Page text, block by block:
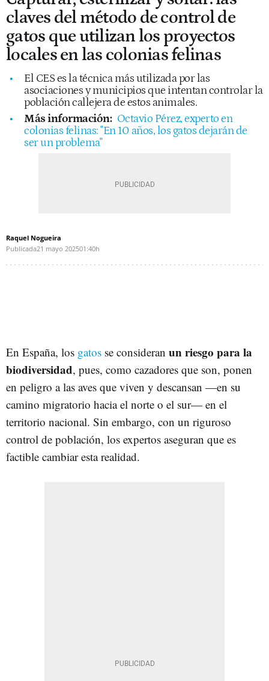
claves del método de control de
gatos que utilizan los proyectos
locales en las colonias felinas
El CES es la técnica más utilizada por las
asociaciones y municipios que intentan controlar la
población callejera de estos animales.
Más información: Octavio Pérez, experto en
colonias felinas: "En 10 años, los gatos dejarán de
ser un problema"
Raquel Nogueira
Publicada21 mayo 202501:40h
En España, los gatos se consideran un riesgo para la
biodiversidad, pues, como cazadores que son, ponen
en peligro a las aves que viven y descansan —en su
camino migratorio hacia el norte o el sur— en el
territorio nacional. Sin embargo, con un riguroso
control de población, los expertos aseguran que es
factible cambiar esta realidad.